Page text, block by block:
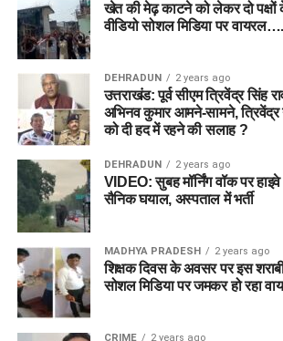
खेत की मेढ़ काटने को लेकर दो पक्षों
वीडियो सोशल मिडिया पर वायरल….
DEHRADUN 2 years ago
उत्तराखंड: पूर्व सीएम त्रिवेंद्र सिंह
अभिनव कुमार आमने-सामने,
को दी हद में रहने की सलाह ?
DEHRADUN 2 years ago
VIDEO: सुबह मॉर्निंग वॉक पर हाइवे
सैनिक घयाल, अस्पताल में भर्ती
MADHYA PRADESH 2 years ago
शिक्षक दिवस के अवसर पर इस
सोशल मिडिया पर जमकर हो रहा
CRIME 2 years ago